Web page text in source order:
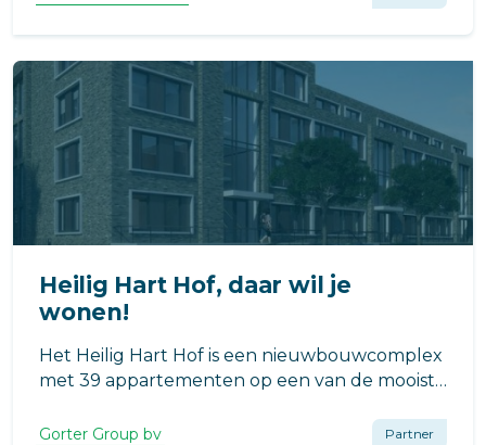
Heilig Hart Hof, daar wil je
wonen!
Het Heilig Hart Hof is een nieuwbouwcomplex
met 39 appartementen op een van de mooiste
Binnenstad, in een bocht van de Baronielaan
Gorter Group bv Partner